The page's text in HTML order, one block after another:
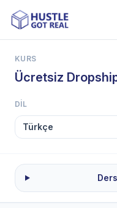
KURS
Ücretsiz
DIL